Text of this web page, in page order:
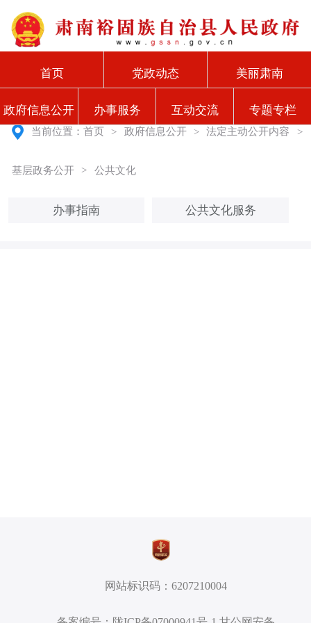
首页 党政动态 美丽肃南
政府信息公开 办事服务 互动交流 专题专栏
当前位置：首页 > 政府信息公开 > 法定主动公开内容 >
基层政务公开 > 公共文化
办事指南 公共文化服务
网站标识码：6207210004